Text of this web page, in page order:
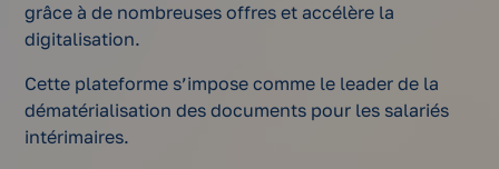
grâce à de nombreuses offres et accélère la
digitalisation.
Cette plateforme s’impose comme le leader de la
dématérialisation des documents pour les salariés
intérimaires.